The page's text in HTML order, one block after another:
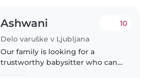
Ashwani
Delo varuške v Ljubljana
10
Our family is looking for a
trustworthy babysitter who can